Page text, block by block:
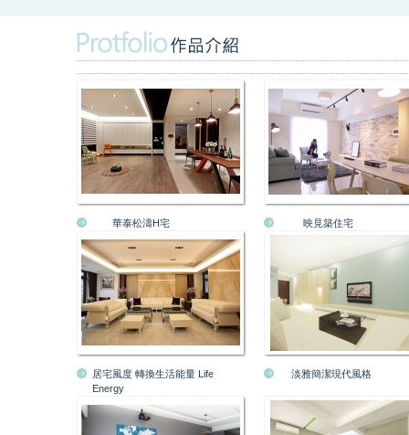
華泰松濤H宅 映見築住宅
居宅風度 轉換生活能量 Life
Energy
淡雅簡潔現代風格